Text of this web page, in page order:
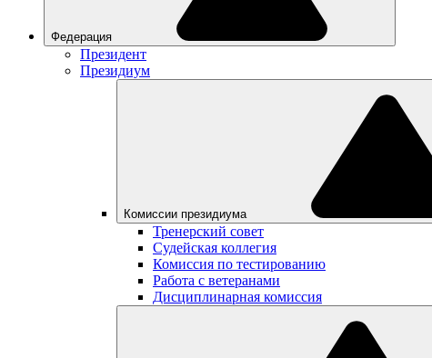
Федерация
Президент
Президиум
Комиссии президиума
Тренерский совет
Судейская коллегия
Комиссия по тестированию
Работа с ветеранами
Дисциплинарная комиссия